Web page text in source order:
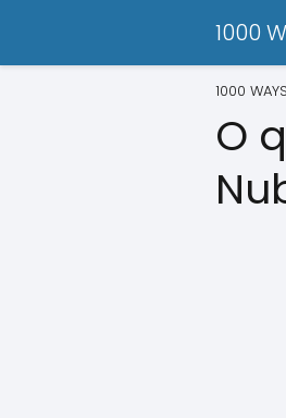
1000
1000 WAYS
O